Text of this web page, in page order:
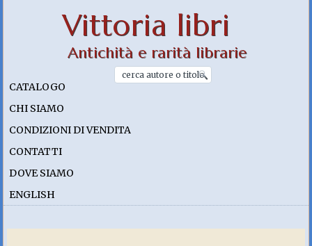
Vittoria libri
Antichità e rarità librarie
CATALOGO
CHI SIAMO
CONDIZIONI DI VENDITA
CONTATTI
DOVE SIAMO
ENGLISH